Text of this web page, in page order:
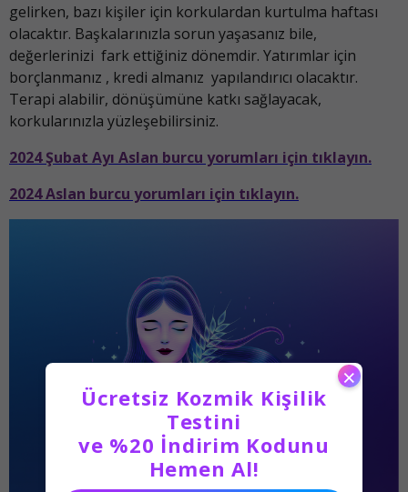
×
Ücretsiz Kozmik Kişilik
Testini
ve %20 İndirim Kodunu
Hemen Al!
gelirken, bazı kişiler için korkulardan kurtulma haftası
olacaktır. Başkalarınızla sorun yaşasanız bile,
değerlerinizi fark ettiğiniz dönemdir. Yatırımlar için
borçlanmanız , kredi almanız yapılandırıcı olacaktır.
Terapi alabilir, dönüşümüne katkı sağlayacak,
korkularınızla yüzleşebilirsiniz.
2024 Şubat Ayı Aslan burcu yorumları için tıklayın.
2024 Aslan burcu yorumları için tıklayın.